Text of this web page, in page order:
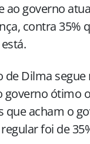
governo
contra 35%
de Dilma
ótimo
que acham o
foi de